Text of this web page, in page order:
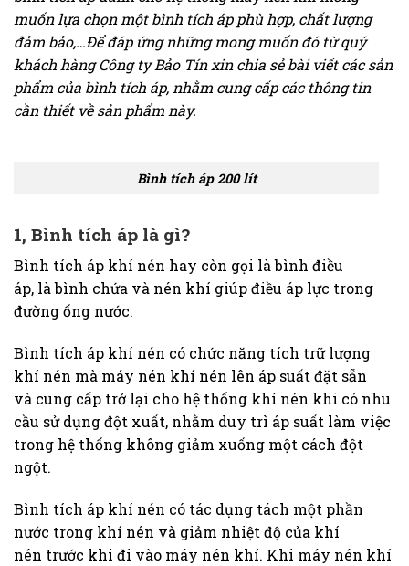
muốn lựa chọn một bình tích áp phù hợp, chất lượng
đảm bảo,…Để đáp ứng những mong muốn đó từ quý
khách hàng Công ty Bảo Tín xin chia sẻ bài viết các sản
phẩm của bình tích áp, nhằm cung cấp các thông tin
cần thiết về sản phẩm này.
Bình tích áp 200 lít
1, Bình tích áp là gì?
Bình tích áp khí nén hay còn gọi là bình điều
áp, là bình chứa và nén khí giúp điều áp lực trong
đường ống nước.
Bình tích áp khí nén có chức năng tích trữ lượng
khí nén mà máy nén khí nén lên áp suất đặt sẵn
và cung cấp trở lại cho hệ thống khí nén khi có nhu
cầu sử dụng đột xuất, nhằm duy trì áp suất làm việc
trong hệ thống không giảm xuống một cách đột
ngột.
Bình tích áp khí nén có tác dụng tách một phần
nước trong khí nén và giảm nhiệt độ của khí
nén trước khi đi vào máy nén khí. Khi máy nén khí